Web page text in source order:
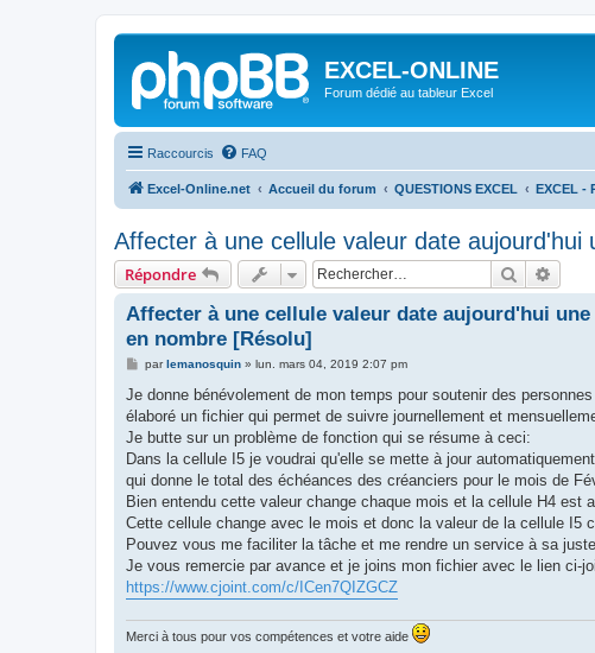
EXCEL-ONLINE
Forum dédié au tableur Excel
Raccourcis FAQ
Excel-Online.net Accueil du forum QUESTIONS EXCEL EXCEL -
Affecter à une cellule valeur date
Répondre Rechercher
Affecter à une cellule valeur date aujourd'hui
en nombre [Résolu]
M
s
a
g
parlemanosquin» lun. mars 04, 2019 2:07 pm
Je donne bénévolement de mon temps pour soutenir des
élaboré un fichier qui permet de suivre journellement et
Je butte sur un problème de fonction qui se résume à ceci:
Dans la cellule I5 je voudrai qu'elle se mette à jour
qui donne le total des échéances des créanciers pour le mois de
Bien entendu cette valeur change chaque mois et la cellule H4 est
Cette cellule change avec le mois et donc la valeur de la cellule I5
Pouvez vous me faciliter la tâche et me rendre un service à sa
Je vous remercie par avance et je joins mon fichier avec le lien ci-
https://www.cjoint.com/c/ICen7QIZGCZ
Merci à tous pour vos compétences et votre aide